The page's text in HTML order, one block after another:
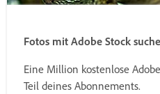
Fotos mit Adobe Stock
Eine Million kostenlose
Teil deines Abonnements.